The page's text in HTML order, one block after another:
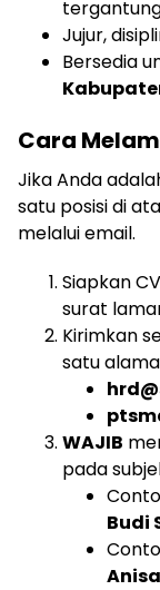
Jujur,
Bersedia
Cara
Jika Anda
satu posisi di
melalui email.
Siapkan
surat
Kirimkan
satu
WAJIB
pada
Budi